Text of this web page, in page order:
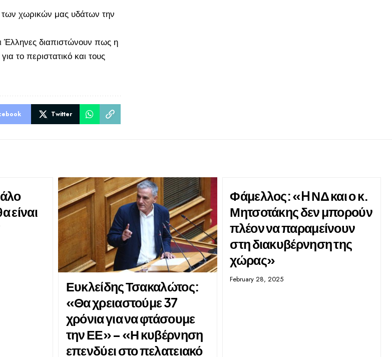
χωρικών μας υδάτων την
Έλληνες διαπιστώνουν πως η
το περιστατικό και τους
Twitter
είναι
Ευκλείδης Τσακαλώτος:
«Θα χρειαστούμε 37
χρόνια για να φτάσουμε
την ΕΕ» – «Η κυβέρνηση
επενδύει στο πελατειακό
Φάμελλος: «H ΝΔ και ο κ.
Μητσοτάκης δεν μπορούν
πλέον να παραμείνουν
στη διακυβέρνηση της
χώρας»
February 28, 2025